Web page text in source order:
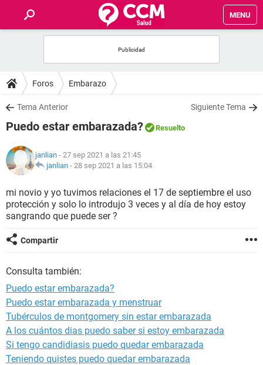
MENU
FOROS
SALUD
NUTRICIÓN
BIENESTAR
Foros Embarazo
Tema Anterior Siguiente Tema
Puedo estar embarazada? Resuelto
janlian - 27 sep 2021 a las 21:45
janlian - 28 sep 2021 a las 15:04
mi novio y yo tuvimos relaciones el 17 de septiembre el uso
protección y solo lo introdujo 3 veces y al día de hoy estoy
sangrando que puede ser ?
Compartir
Consulta también:
Puedo estar embarazada?
Puedo estar embarazada y menstruar
Tubérculos de montgomery sin estar embarazada
A los cuántos dias puedo saber si estoy embarazada
Si tengo candidiasis puedo quedar embarazada
Teniendo quistes puedo quedar embarazada